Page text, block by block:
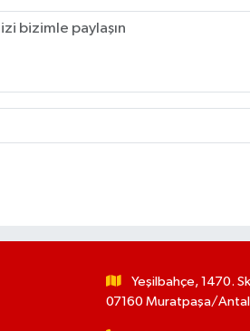
Yeşilbahçe, 1470.
07160 Muratpaşa/